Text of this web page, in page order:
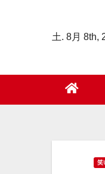
土. 8月 8th,
笑